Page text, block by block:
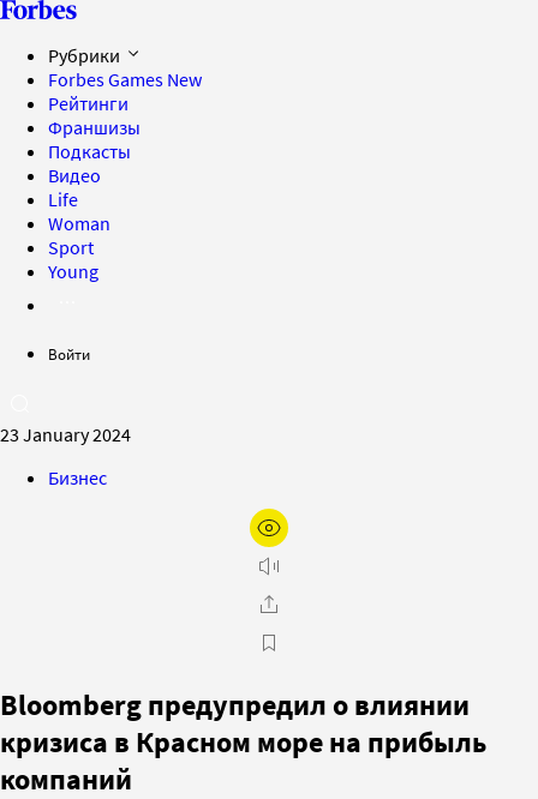
Рубрики
Forbes Games New
Рейтинги
Франшизы
Подкасты
Видео
Life
Woman
Sport
Young
Войти
23 January 2024
Бизнес
Bloomberg предупредил о влиянии
кризиса в Красном море на прибыль
компаний